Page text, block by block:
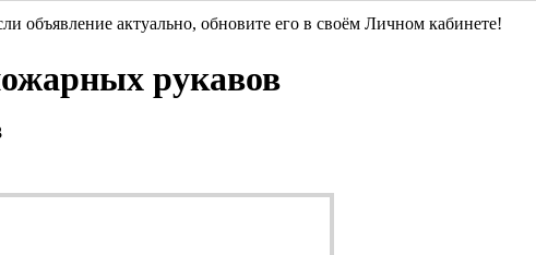
объявление актуально, обновите его в своём Личном кабинете!
рукавов